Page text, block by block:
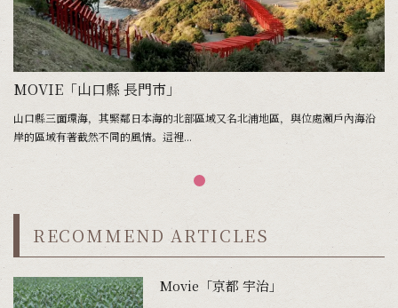
MOVIE「山口縣 長門市」
山口縣三面環海，其緊鄰日本海的北部區域又名北浦地區，與位處瀨戶內海沿
岸的區域有著截然不同的風情。這裡...
RECOMMEND ARTICLES
Movie「京都 宇治」